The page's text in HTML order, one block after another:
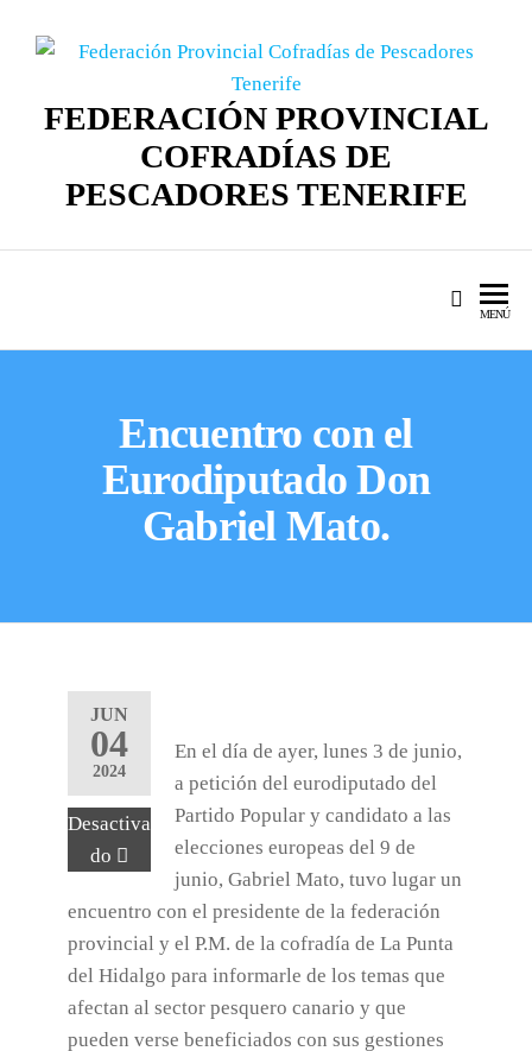
FEDERACIÓN PROVINCIAL
COFRADÍAS DE
PESCADORES TENERIFE
MENÚ
Encuentro con el
Eurodiputado Don
Gabriel Mato.
JUN
04
2024
Desactiva
do
En el día de ayer, lunes 3 de junio,
a petición del eurodiputado del
Partido Popular y candidato a las
elecciones europeas del 9 de
junio, Gabriel Mato, tuvo lugar un
encuentro con el presidente de la federación
provincial y el P.M. de la cofradía de La Punta
del Hidalgo para informarle de los temas que
afectan al sector pesquero canario y que
pueden verse beneficiados con sus gestiones